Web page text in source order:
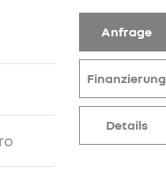
Anfrage
Finanzierung
Details